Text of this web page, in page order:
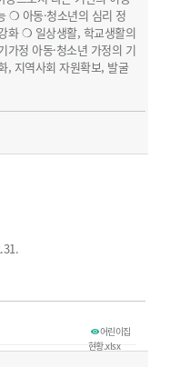
❍ 아동·청소년의 심리 정
화 ❍ 일상생활, 학교생활의
정 아동·청소년 가정의 기
, 지역사회 자원확보, 발굴
어린이집
현황.xlsx